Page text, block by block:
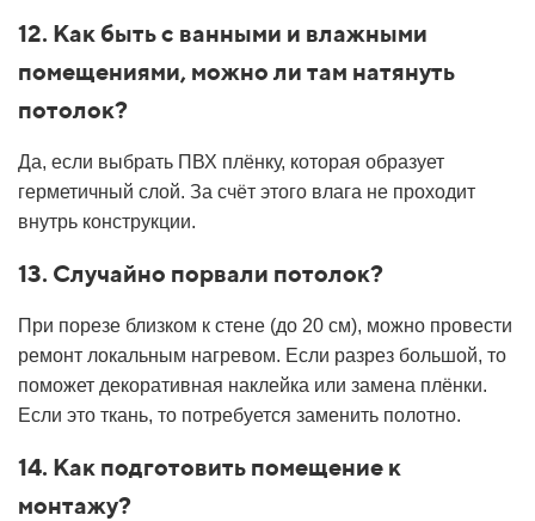
12. Как быть с ванными и влажными
помещениями, можно ли там натянуть
потолок?
Да, если выбрать ПВХ плёнку, которая образует
герметичный слой. За счёт этого влага не проходит
внутрь конструкции.
13. Случайно порвали потолок?
При порезе близком к стене (до 20 см), можно провести
ремонт локальным нагревом. Если разрез большой, то
поможет декоративная наклейка или замена плёнки.
Если это ткань, то потребуется заменить полотно.
14. Как подготовить помещение к
монтажу?